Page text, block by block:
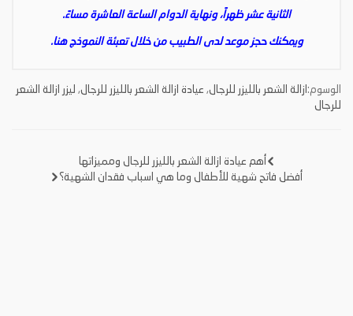
الثانية عشر ظهراً، ونهاية الدوام الساعة العاشرة مساءً.
ويمكنك حجز موعد لدى الطبيب من خلال تعبئة النموذجهنا.
الوسوم: ازالة الشعر بالليزر للرجال, عيادة ازالة الشعر بالليزر للرجال, ليزر ازالة الشعر
للرجال
تصفّح
أهم عيادة ازالة الشعر بالليزر للرجال ومميزاتها
أفضل فاتح شهية للأطفال وما هي اسباب فقدان الشهية؟